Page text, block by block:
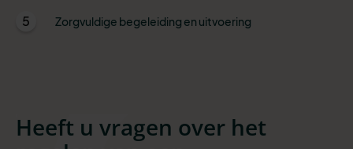
5 Zorgvuldige begeleiding en uitvoering
Heeft u vragen over het